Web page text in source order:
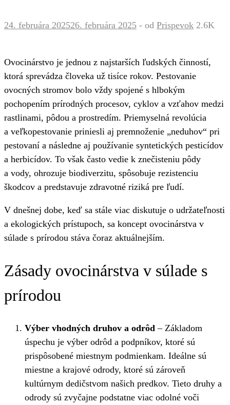
24. februára 202526. februára 2025 - od Prispevok 2.6K
Ovocinárstvo je jednou z najstarších ľudských činností,
ktorá sprevádza človeka už tisíce rokov. Pestovanie
ovocných stromov bolo vždy spojené s hlbokým
pochopením prírodných procesov, cyklov a vzťahov medzi
rastlinami, pôdou a prostredím. Priemyselná revolúcia
a veľkopestovanie priniesli aj premnoženie „neduhov“ pri
pestovaní a následne aj používanie syntetických pesticídov
a herbicídov. To však často vedie k znečisteniu pôdy
a vody, ohrozuje biodiverzitu, spôsobuje rezistenciu
škodcov a predstavuje zdravotné riziká pre ľudí.
V dnešnej dobe, keď sa stále viac diskutuje o udržateľnosti
a ekologických prístupoch, sa koncept ovocinárstva v
súlade s prírodou stáva čoraz aktuálnejším.
Zásady ovocinárstva v súlade s
prírodou
Výber vhodných druhov a odrôd– Základom
úspechu je výber odrôd a podpníkov, ktoré sú
prispôsobené miestnym podmienkam. Ideálne sú
miestne a krajové odrody, ktoré sú zároveň
kultúrnym dedičstvom našich predkov. Tieto druhy a
odrody sú zvyčajne podstatne viac odolné voči